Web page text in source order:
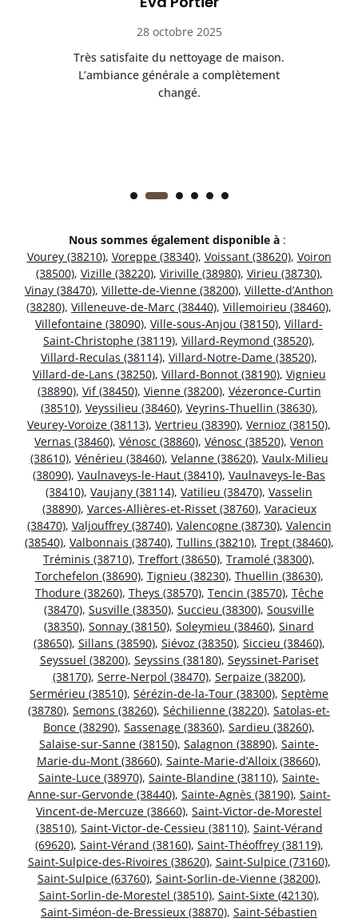
28 octobre 2025
Très satisfaite du nettoyage de maison.
L’ambiance générale a complètement
changé.
Nous sommes également disponible à :
Vourey (38210), Voreppe (38340), Voissant (38620), Voiron
(38500), Vizille (38220), Viriville (38980), Virieu (38730),
Vinay (38470), Villette-de-Vienne (38200), Villette-d’Anthon
(38280), Villeneuve-de-Marc (38440), Villemoirieu (38460),
Villefontaine (38090), Ville-sous-Anjou (38150), Villard-
Saint-Christophe (38119), Villard-Reymond (38520),
Villard-Reculas (38114), Villard-Notre-Dame (38520),
Villard-de-Lans (38250), Villard-Bonnot (38190), Vignieu
(38890), Vif (38450), Vienne (38200), Vézeronce-Curtin
(38510), Veyssilieu (38460), Veyrins-Thuellin (38630),
Veurey-Voroize (38113), Vertrieu (38390), Vernioz (38150),
Vernas (38460), Vénosc (38860), Vénosc (38520), Venon
(38610), Vénérieu (38460), Velanne (38620), Vaulx-Milieu
(38090), Vaulnaveys-le-Haut (38410), Vaulnaveys-le-Bas
(38410), Vaujany (38114), Vatilieu (38470), Vasselin
(38890), Varces-Allières-et-Risset (38760), Varacieux
(38470), Valjouffrey (38740), Valencogne (38730), Valencin
(38540), Valbonnais (38740), Tullins (38210), Trept (38460),
Tréminis (38710), Treffort (38650), Tramolé (38300),
Torchefelon (38690), Tignieu (38230), Thuellin (38630),
Thodure (38260), Theys (38570), Tencin (38570), Têche
(38470), Susville (38350), Succieu (38300), Sousville
(38350), Sonnay (38150), Soleymieu (38460), Sinard
(38650), Sillans (38590), Siévoz (38350), Siccieu (38460),
Seyssuel (38200), Seyssins (38180), Seyssinet-Pariset
(38170), Serre-Nerpol (38470), Serpaize (38200),
Sermérieu (38510), Sérézin-de-la-Tour (38300), Septème
(38780), Semons (38260), Séchilienne (38220), Satolas-et-
Bonce (38290), Sassenage (38360), Sardieu (38260),
Salaise-sur-Sanne (38150), Salagnon (38890), Sainte-
Marie-du-Mont (38660), Sainte-Marie-d’Alloix (38660),
Sainte-Luce (38970), Sainte-Blandine (38110), Sainte-
Anne-sur-Gervonde (38440), Sainte-Agnès (38190), Saint-
Vincent-de-Mercuze (38660), Saint-Victor-de-Morestel
(38510), Saint-Victor-de-Cessieu (38110), Saint-Vérand
(69620), Saint-Vérand (38160), Saint-Théoffrey (38119),
Saint-Sulpice-des-Rivoires (38620), Saint-Sulpice (73160),
Saint-Sulpice (63760), Saint-Sorlin-de-Vienne (38200),
Saint-Sorlin-de-Morestel (38510), Saint-Sixte (42130),
Saint-Siméon-de-Bressieux (38870), Saint-Sébastien